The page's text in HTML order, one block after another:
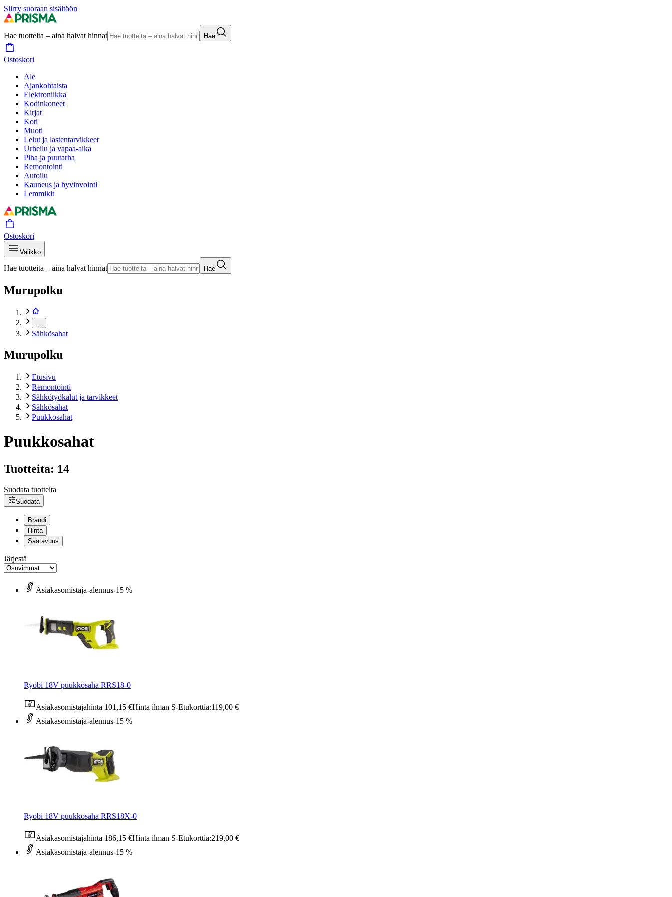
Siirry suoraan sisältöön
Hae tuotteita – aina halvat hinnat Hae
Ostoskori
Ale
Ajankohtaista
Elektroniikka
Kodinkoneet
Kirjat
Koti
Muoti
Lelut ja lastentarvikkeet
Urheilu ja vapaa-aika
Piha ja puutarha
Remontointi
Autoilu
Kauneus ja hyvinvointi
Lemmikit
Ostoskori
Valikko
Hae tuotteita – aina halvat hinnat Hae
Murupolku
Sähkösahat
Murupolku
Etusivu
Remontointi
Sähkötyökalut ja tarvikkeet
Sähkösahat
Puukkosahat
Puukkosahat
Tuotteita: 14
Suodata tuotteita
Suodata
Brändi
Hinta
Saatavuus
Järjestä
Asiakasomistaja-alennus-15 %
Ryobi 18V puukkosaha RRS18-0
Asiakasomistajahinta 101,15 €Hinta ilman S-Etukorttia:119,00 €
Asiakasomistaja-alennus-15 %
Ryobi 18V puukkosaha RRS18X-0
Asiakasomistajahinta 186,15 €Hinta ilman S-Etukorttia:219,00 €
Asiakasomistaja-alennus-15 %